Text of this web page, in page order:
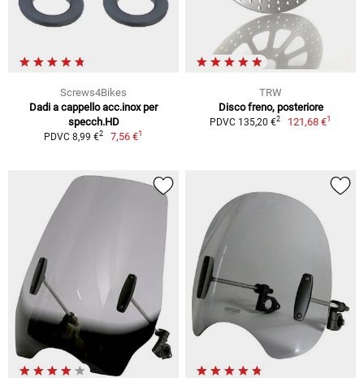
Screws4Bikes
Dadi a cappello acc.inox per
specch.HD
PDVC 8,99 €2 7,56 €1
TRW
Disco freno, posteriore
PDVC 135,20 €2 121,68 €1